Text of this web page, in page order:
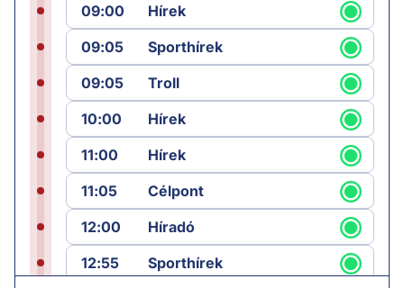
09:00
Hírek
09:05
Sporthírek
09:05
Troll
10:00
Hírek
11:00
Hírek
11:05
Célpont
12:00
Híradó
12:55
Sporthírek